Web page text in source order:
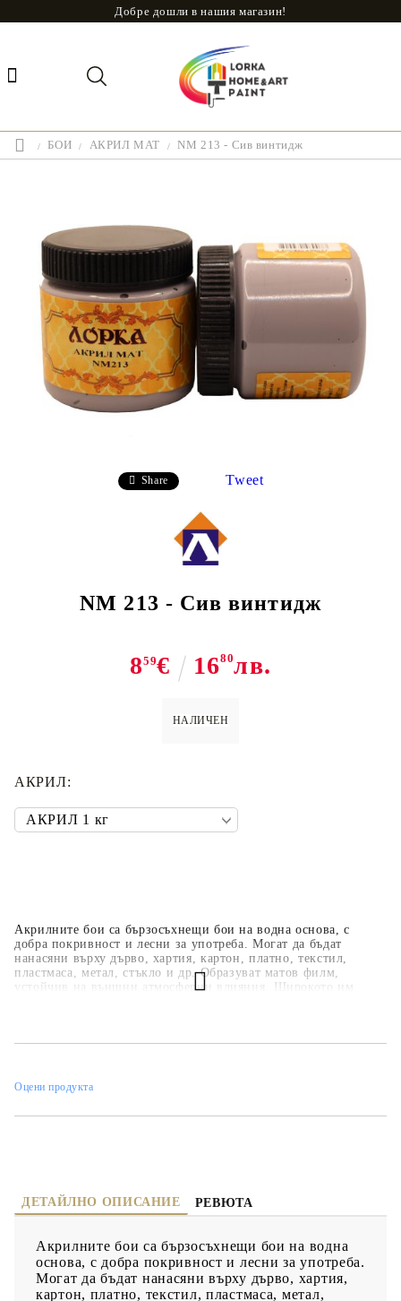
Добре дошли в нашия магазин!
БОИ АКРИЛ МАТ NM 213 - Сив винтидж
Share Tweet
NM 213 - Сив винтидж
859€ 1680лв.
НАЛИЧЕН
Акрилните бои са бързосъхнещи бои на водна основа, с
добра покривност и лесни за употреба. Могат да бъдат
нанасяни върху дърво, хартия, картон, платно, текстил,
пластмаса, метал, стъкло и др. Образуват матов филм,
устойчив на външни атмосферни влияния. Широкото им
цветова гама е над 35 цвята, но може да се произвеждат в над
АКРИЛ:
Оцени продукта
ДЕТАЙЛНО ОПИСАНИЕ РЕВЮТА
Акрилните бои са бързосъхнещи бои на водна
основа, с добра покривност и лесни за употреба.
Могат да бъдат нанасяни върху дърво, хартия,
картон, платно, текстил, пластмаса, метал,